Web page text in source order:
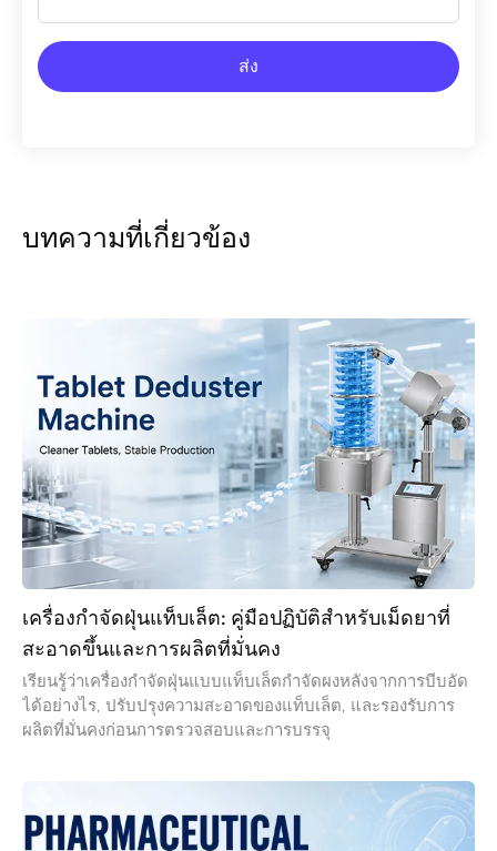
บทความที่เกี่ยวข้อง
เครื่องกำจัดฝุ่นแท็บเล็ต: คู่มือปฏิบัติสำหรับเม็ดยาที่
สะอาดขึ้นและการผลิตที่มั่นคง
เรียนรู้ว่าเครื่องกำจัดฝุ่นแบบแท็บเล็ตกำจัดผงหลังจากการบีบอัด
ได้อย่างไร, ปรับปรุงความสะอาดของแท็บเล็ต, และรองรับการ
ผลิตที่มั่นคงก่อนการตรวจสอบและการบรรจุ